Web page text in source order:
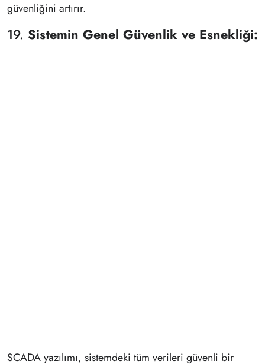
güvenliğini artırır.
19. Sistemin Genel Güvenlik ve Esnekliği:
SCADA yazılımı, sistemdeki tüm verileri güvenli bir